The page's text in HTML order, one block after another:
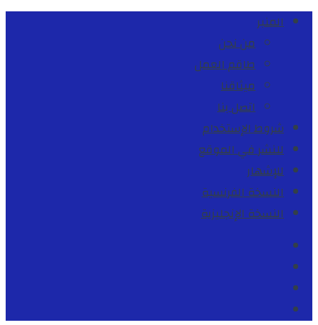
المنبر
من نحن
طاقم العمل
ميثاقنا
اتصل بنا
شروط الإستخدام
للنشر في الموقع
للإشهار
النسخة الفرنسية
النسخة الإنجليزية